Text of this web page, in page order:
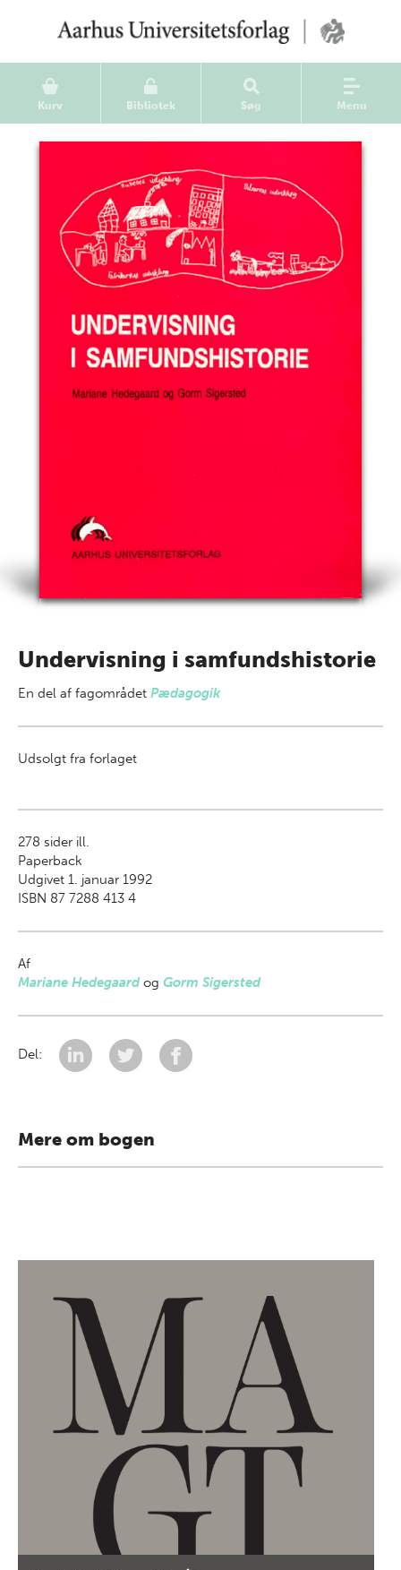
Kurv Bibliotek Søg Menu
Undervisning i samfundshistorie
En del af fagområdet Pædagogik
Udsolgt fra forlaget
278 sider ill.
Paperback
Udgivet 1. januar 1992
ISBN 87 7288 413 4
Af
Mariane Hedegaardog Gorm Sigersted
Del:
Mere om bogen